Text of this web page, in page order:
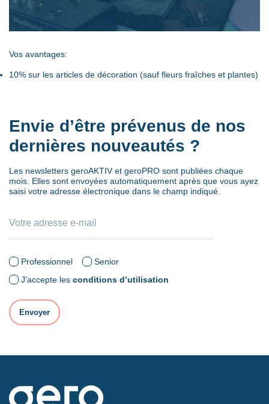
Vos avantages:
10% sur les articles de décoration (sauf fleurs fraîches et plantes)
Envie d’être prévenus de nos
dernières nouveautés ?
Les newsletters geroAKTIV et geroPRO sont publiées chaque
mois. Elles sont envoyées automatiquement après que vous ayez
saisi votre adresse électronique dans le champ indiqué.
Professionnel
Senior
J’accepte les conditions d’utilisation